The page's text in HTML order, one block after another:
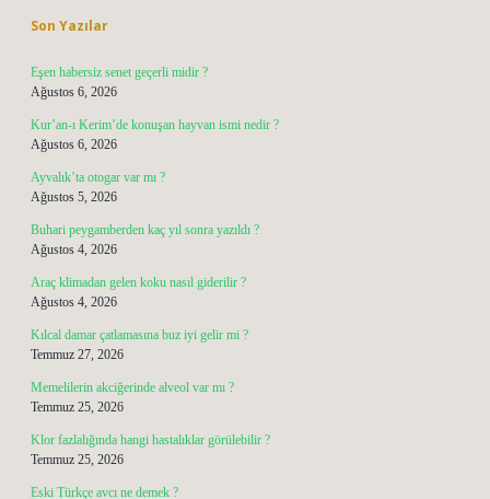
Son Yazılar
Eşen habersiz senet geçerli midir ?
Ağustos 6, 2026
Kur’an-ı Kerim’de konuşan hayvan ismi nedir ?
Ağustos 6, 2026
Ayvalık’ta otogar var mı ?
Ağustos 5, 2026
Buhari peygamberden kaç yıl sonra yazıldı ?
Ağustos 4, 2026
Araç klimadan gelen koku nasıl giderilir ?
Ağustos 4, 2026
Kılcal damar çatlamasına buz iyi gelir mi ?
Temmuz 27, 2026
Memelilerin akciğerinde alveol var mı ?
Temmuz 25, 2026
Klor fazlalığında hangi hastalıklar görülebilir ?
Temmuz 25, 2026
Eski Türkçe avcı ne demek ?